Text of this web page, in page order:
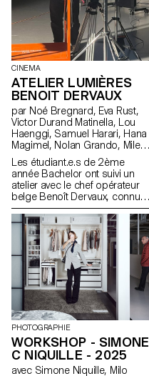
CINEMA
ATELIER LUMIÈRES
BENOIT DERVAUX
par Noé Bregnard, Eva Rust,
Victor Durand Matinella, Lou
Haenggi, Samuel Harari, Hana
Magimel, Nolan Grando, Mileny
Viera de Andrade, Zélia Zanone
Les étudiant.e.s de 2ème
année Bachelor ont suivi un
atelier avec le chef opérateur
belge Benoît Dervaux, connu
pour son travail sur les films
des frères Dardenne. Il a
notamment signé l'image des
films suisses Laissez-moi de
Maxime Rappaz (2023) et À
bras-le-corps de Marie-Elsa
Sgualdo (2025).
PHOTOGRAPHIE
WORKSHOP - SIMONE
C NIQUILLE - 2025
avec Simone Niquille, Milo